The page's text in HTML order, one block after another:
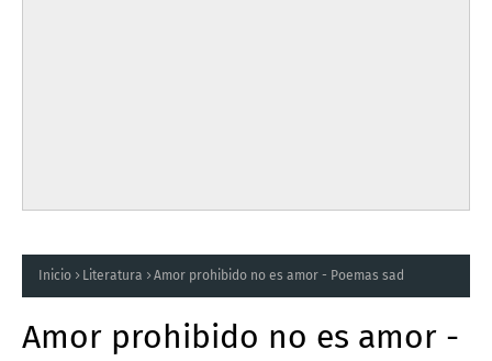
Inicio Literatura Amor prohibido no es amor - Poemas sad
Amor prohibido no es amor -